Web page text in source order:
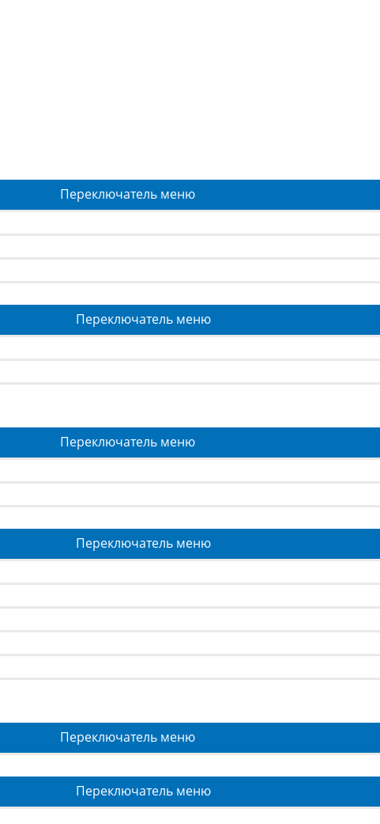
Переключатель меню
Переключатель меню
Переключатель меню
Переключатель меню
Переключатель меню
Переключатель меню